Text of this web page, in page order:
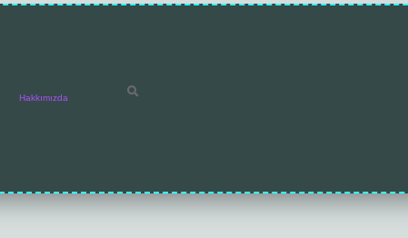
Hakkımızda